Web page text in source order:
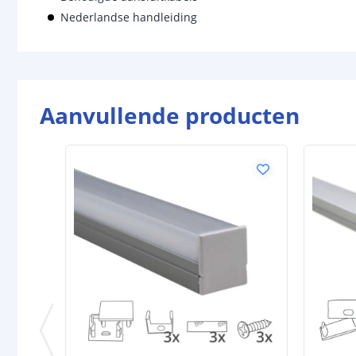
Nederlandse handleiding
Aanvullende producten